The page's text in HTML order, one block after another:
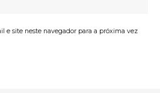
e site neste navegador para a próxima vez